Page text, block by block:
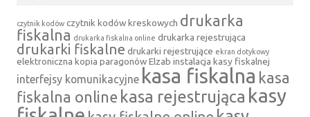
czytnik kodów czytnik kodów kreskowych drukarka
fiskalna drukarka fiskalna online drukarka rejestrująca
drukarki fiskalne drukarki rejestrujące ekran dotykowy
elektroniczna kopia paragonówElzab instalacja kasy fiskalnej
interfejsy komunikacyjne kasa fiskalna kasa
fiskalna online kasa rejestrująca kasy